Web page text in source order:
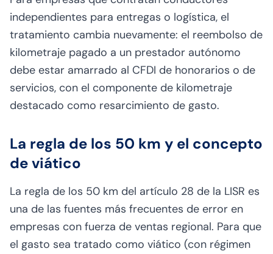
independientes para entregas o logística, el
tratamiento cambia nuevamente: el reembolso de
kilometraje pagado a un prestador autónomo
debe estar amarrado al CFDI de honorarios o de
servicios, con el componente de kilometraje
destacado como resarcimiento de gasto.
La regla de los 50 km y el concepto
de viático
La regla de los 50 km del artículo 28 de la LISR es
una de las fuentes más frecuentes de error en
empresas con fuerza de ventas regional. Para que
el gasto sea tratado como viático (con régimen